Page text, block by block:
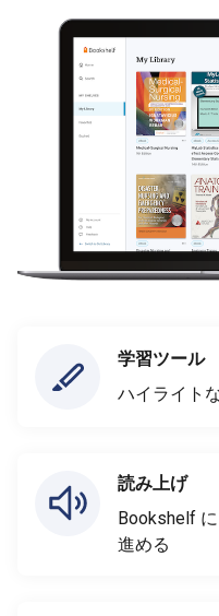
学習ツール
ハイライト
読み上げ
Bookshelf
進める